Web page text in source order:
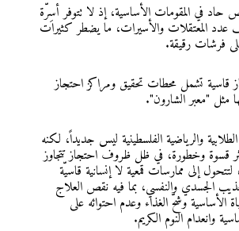
في المقومات الأساسية، إذ لا تتوفر أسِرّة
عدد المعتقلات والأسيرات، ما يضطر كثيرات
فرشات رقيقة.
تشمل محطات تحقيق ومراكز احتجاز
"معبر الشارون".
والرياضية الفلسطينية ليس جديداً، لكنه
قسوة وخطورة، في ظل ظروف احتجاز تتجاوز
إلى ممارسات قمعية لا إنسانية قاسيّة
الجسدي والنفسي، بما فيه نقص العلاج
الأساسية وشحّ الغذاء وعدم احتوائه على
وانعدام النوم الكريم.